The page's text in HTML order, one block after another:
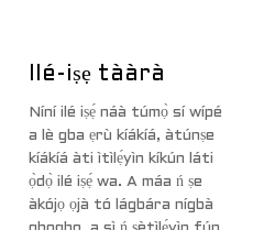
Ilé-iṣẹ́ tààrà
Níní ilé iṣẹ́ náà túmọ̀ sí wípé
a lè gba ẹrù kíákíá, àtúnṣe
kíákíá àti ìtìlẹ́yìn kíkún láti
ọ̀dọ̀ ilé iṣẹ́ wa. A máa ń ṣe
àkójọ ọjà tó lágbára nígbà